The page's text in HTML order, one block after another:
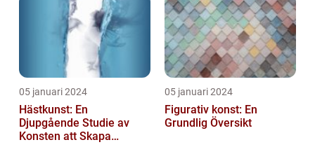
05 januari 2024
Hästkunst: En
Djupgående Studie av
Konsten att Skapa
05 januari 2024
Figurativ konst: En
Grundlig Översikt